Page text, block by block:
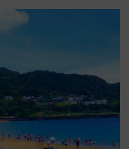
客室」や海鮮丼が人気の朝食ビ